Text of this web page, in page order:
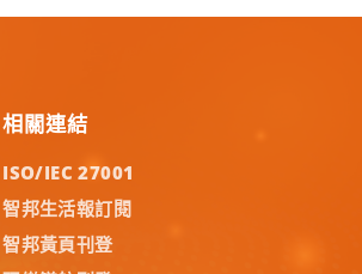
相關連結
ISO/IEC 27001
智邦生活報訂閱
智邦黃頁刊登